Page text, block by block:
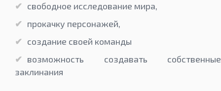
свободное исследование мира,
прокачку персонажей,
создание своей команды
возможность создавать собственные
заклинания